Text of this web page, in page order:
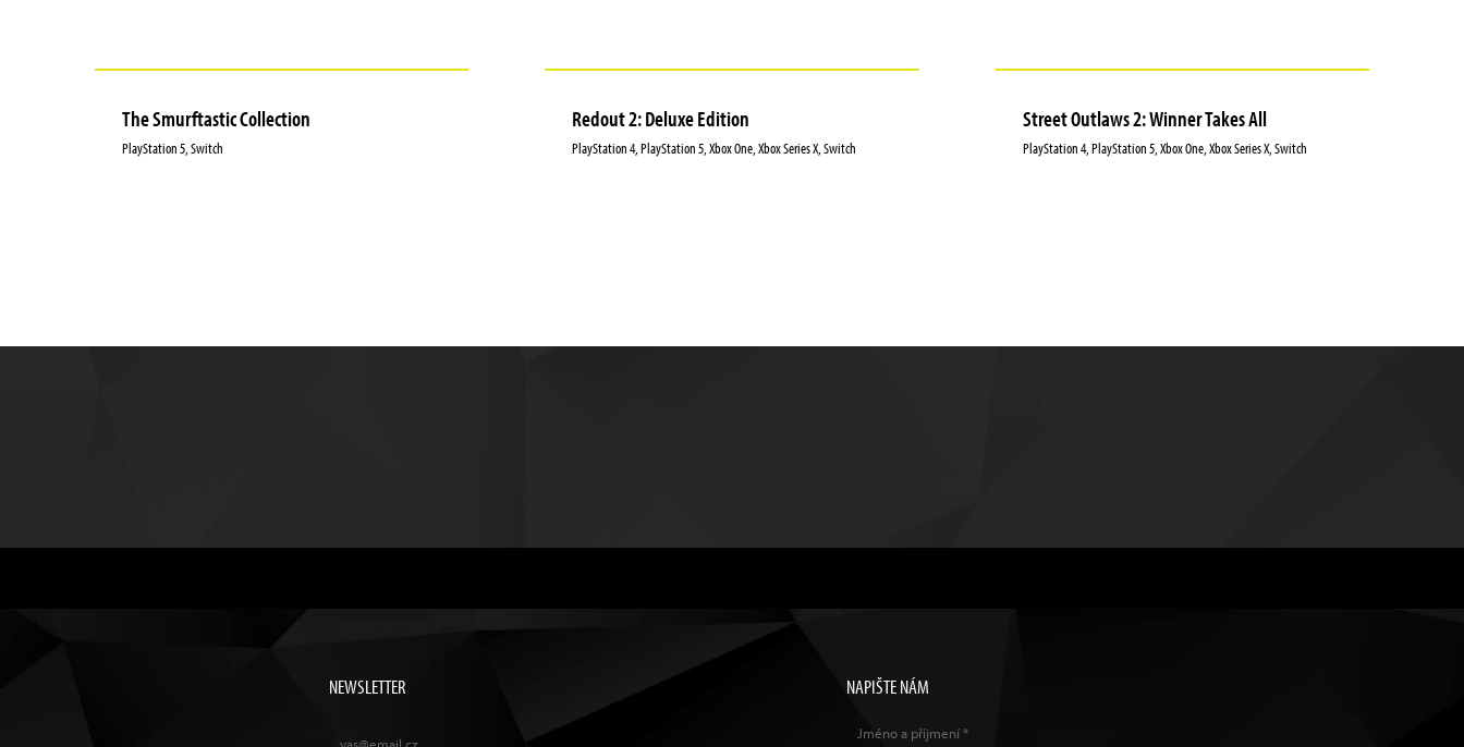
The Smurftastic Collection
PlayStation 5, Switch
Redout 2: Deluxe Edition
PlayStation 4, PlayStation 5, Xbox One, Xbox Series X, Switch
Street Outlaws 2: Winner Takes All
PlayStation 4, PlayStation 5, Xbox One, Xbox Series X, Switch
NEWSLETTER NAPIŠTE NÁM